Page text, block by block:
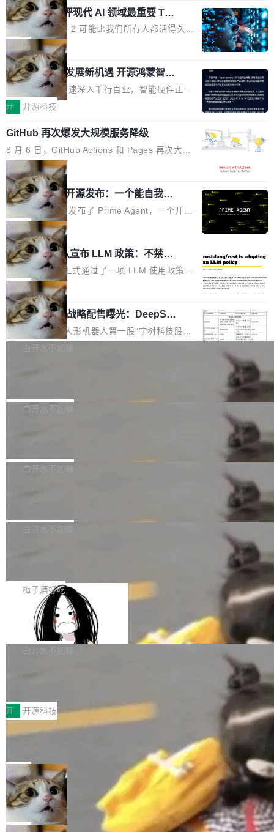
功率段机身尺寸十分紧凑的1600W电源产品。小
巧机身有效提升市面主流标准A...
业化营销服务的需求从未如此迫切。 但市场扩容
的同时,服务商的竞争逻辑正在改变。2026年Top
Agency年度合辑的观察指出,“产品”这个离消费
者最近的载体,在整个品牌营销层面的权重显著变
高了。全域营销服务商的竞争正在从规模转向深
度,案例厚度、全域覆盖、多线协同...
n 这条推文引发了广泛讨论。他不是在说风凉
话，他是说出了一个圈内人尽皆知但很少公开捅
破的事实。 Jordan 随后补充了一句软化声明：
「我不认为这些会议上大部分论文都在过度宣传
或造假。问题是，作为读者，如果你筛选出那些
看起来最令人兴奋的论文，那它们大部分都是过
度宣传的。」 这才是真正的痛点。不是所有论文
都有问题，是最吸引眼球的那批论文最有问题。
他引用的帖子来自 Mathew Shen，一位 ICLR 2
026 的读者：「看了篇 ...
xAI 前工程师评现代 AI 领域最重要 Top
3 开源项目
Flash Attention 2 可能比我们所有人都活得久。
这句话不是来自某个技术博客，而是出自 Hieu
Pham 的一条推文。Hieu Pham 是谁？他是 xAI
的早期工程师之一，在 Grok 训练基础设施团队
工作过。近日他在 X 上发了一条帖子，列出了他
认为现代 AI 领域最重要的三个开源项目。 第一
理由很具体。FA 系列不需要解释，但 FA2 是他
认为最重要的一个——复杂度恰到好处，刚好能
驱动你去学 CuTe，但还没被那些"邪恶的" Hopp
er++ 优化所淹没，足够容易修改和适配。 更关
键的是 FA2 的持久性...
局
共商智能硬件发展新机遇 开源鸿蒙智能
硬件开发者日杭州站即将举行
随着万物智联加速深入千行百业，智能硬件正从
单点设备迈向智能化、网联化、协同化发展。作
鸿蒙通过统一技术底座和分布式能力，为不同类
型智能设备的开发、连接与互联提供关键支撑，
也为产业链企业探索产品创新与商业增长打开新
的空间。 8月14日，开源鸿蒙智能硬件开发者日
（OHDD：OpenHarmony Hardware Develope
r Day）将在杭州启航。活动面向智能硬件产业
链企业和开发者，邀请行业专家与资深技术顾
问，围绕开源鸿蒙技术能力、设备适配、芯片适
配、功耗与稳定性调优、兼容性测评及统一互联
等内容展开系统讲解和实战交流，帮助企业进一
步了解开源鸿蒙在智能...
开 开源科技
GitHub 再次爆发大规模服务降级
8 月 6 日，GitHub Actions 和 Pages 再次大规
模服务降级，Actions 完全不可用超过 5 小时，
webhook 停发，连自托管 runner 也因调度层故
障无法工作。Pages、Copilot code review、C
opilot coding agent 全部受影响。从检测到完全
恢复，大约 12 小时。 这是 2026 年 8 月的第六
起事故，其中四起与 AI/Copilot 服务相关。 Git
Hub 员工 kdaigle 在 HN 讨论中贴出了一组数
据：2025 年全年 10 亿次 commit。现在，每周
2.75 亿次，全年预计 140 亿次。GitHub...
局
Prime Agent 开源发布：一个能自我改
进的编程 Agent，ARC-AGI 3 超越人类
专家基线
Prime Intellect 发布了 Prime Agent，一个开源
的编程 Agent Harness，核心设计围绕两个抽
象：Recursive Language Model（RLM）和 C
ontinual Harness。在 ARC-AGI 3 基准测试
上，Prime Agent + Opus 5 的组合达到了 95.
5% RHAE Best@1，超过了 ARC 报告的人类专
家基线 95.4%。 不是又一个 coding agent 包装
器 Prime Agent 的架构和市面上大多数 coding
agent 有本质区别。大多数 agent harness 的设
计是基于早期模型的能力—...
局
Rust 项目团队宣布 LLM 政策：不禁
止，但你要承认哪些代码不是你写的
Rust 语言项目正式通过了一项 LLM 使用政策，
覆盖 rust-lang/rust 单一仓库的代码贡献。这不
是项目级别的官方立场，目前由五个团队采纳，
但它可能是主流开源项目中关于 AI 辅助贡献最
细致的一份规则。 政策的核心只有一句话：LLM
可以用来分析、提炼、审阅、建议，但不能用来
不得生成涉及安全性的关键变更，除非作者本身
局
宇树科技 IPO 战略配售曝光：DeepSe
ek 获配 93.3 万股，锁定 36 个月
8月6日晚间，“人形机器人第一股”宇树科技股份
有限公司披露IPO发行价格及战略配售结果，杭
36个月。 公告显示，本次宇树科技战略配售对
员工参与设立的专项资产管理计划。其中，Dee
获配9...
白开水不加糖
Bug fixes and enhancements 修复多次传递同
一个回归问题，该问题导致拉取镜像时会拒绝包
题，该问题可能导致在旧版 Linux 内核...
白开水不加糖
e 孵化器项目管理委员会（IPMC）投票中获得
P）！这一里程碑不仅标志着 Fluss 迈入新的发
白开水不加糖
长期停止内容更新，未能实现其作为“AI版维基百
提交的编辑请求也长期处于待处理状态。 Groki
pedia 于去年底上线，定位为由人工智能生成内
容的百科平台，被马斯克视为传统众包百科网站
维基百科的替代方案。Lawfare 调查发现，无论
热门页面还是低关注度页面，均未出现近期更
白开水不加糖
是这样的：配 MessageSource 的 Bean、写 R
eloadableResourceBundleMessageSource、
声明 LocaleResolver、注册 LocaleChangeInt
erceptor…五六步之后才能看到第一行翻译文
本。 Solon 换了个方式。整个 i18n 模块围绕三
梅子酒好吃
Apache Doris 4.1 全面增强 Iceberg：
支持 UPDATE、MERGE INTO 与 Iceb
erg V3
Apache Doris 4.1 要补齐的，正是缺失的那一
半。在已有查询能力的基础上，Doris 进一步支
常维护操作，并完整支持 Iceberg V3 格式。
白开水不加糖
村国家自主创新示范区会议中心开幕。本届大会
由中关村智联软件服务业质量创新联盟主办，以
“智构可信·质创未来——AI原生时代的质量新范
式”为主题，直面AI从实验室走向规模化产业落地
的核心质量命题。会上，《2026智能研发生产力
工具选型手册》发布，Testin云测的Testin XAge
nt智能测试系统入选AI测试领域代表产品。对CI
O而言，这提示了一个转变：AI测试正在从效率
工具升级为企业的质量基础设施。 CIO面对的新
开 开源科技
让非法状态不可表示：一篇关于 ADT
有一种东西，一旦用过就回不去了。Alex Fedos
eev 管它叫"软件设计的基石"。 他说的东西不新
鲜——代数数据类型（ADT），尤其是和类型
（sum type）。但他说清楚了一件事：这不是类
型系统的学术体操，是日常编码的思维方式。 文
章从一个简单的例子切入。一个网站的深色主题
局
Cloudflare 开源内部企业 AI 平台 Clou
dflare OS
Cloudflare 发布了一个开源项目 Cloudflare O
S。如果你只看官方博客，你会觉得这是又一